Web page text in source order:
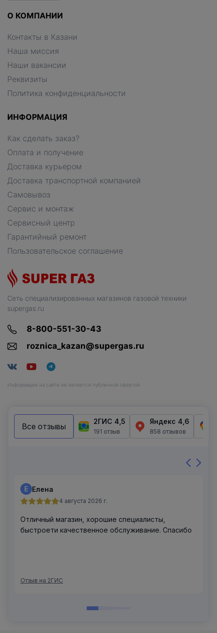
Сеть специализированных магазинов газовой техники
supergas.ru
8-800-551-30-43
roznica_kazan@supergas.ru
Информация на сайте не является публичной офертой
О КОМПАНИИ
Контакты в Казани
Наша миссия
Наши вакансии
Реквизиты
Политика конфиденциальности
ИНФОРМАЦИЯ
Как сделать заказ?
Оплата и получение
Доставка курьером
Доставка транспортной компанией
Самовывоз
Сервис и монтаж
Сервисный центр
Гарантийный ремонт
Пользовательское соглашение